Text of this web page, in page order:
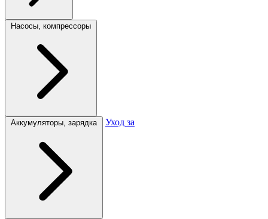
Насосы, компрессоры
Аккумуляторы, зарядка Уход за